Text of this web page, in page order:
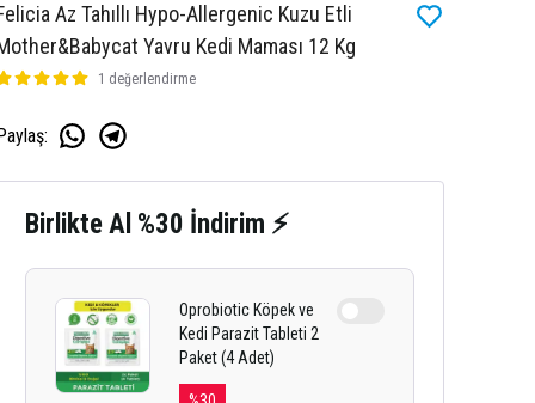
Az Tahıllı Hypo-Allergenic Kuzu Etli
Yavru Kedi Maması 12 Kg
1 değerlendirme
:
Birlikte Al %30 İndirim ⚡
Oprobiotic Köpek ve
Kedi Parazit Tableti 2
Paket (4 Adet)